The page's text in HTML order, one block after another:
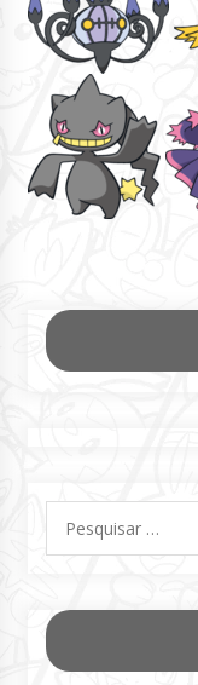
por: